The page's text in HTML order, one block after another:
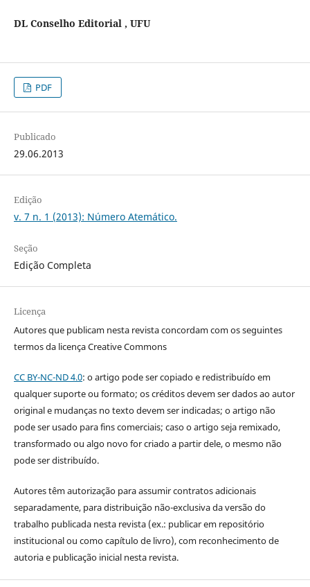
DL Conselho Editorial , UFU
PDF
Publicado
29.06.2013
Edição
v. 7 n. 1 (2013): Número Atemático.
Seção
Edição Completa
Licença
Autores que publicam nesta revista concordam com os seguintes
termos da licença Creative Commons
CC BY-NC-ND 4.0: o artigo pode ser copiado e redistribuído em
qualquer suporte ou formato; os créditos devem ser dados ao autor
original e mudanças no texto devem ser indicadas; o artigo não
pode ser usado para fins comerciais; caso o artigo seja remixado,
transformado ou algo novo for criado a partir dele, o mesmo não
pode ser distribuído.
Autores têm autorização para assumir contratos adicionais
separadamente, para distribuição não-exclusiva da versão do
trabalho publicada nesta revista (ex.: publicar em repositório
institucional ou como capítulo de livro), com reconhecimento de
autoria e publicação inicial nesta revista.